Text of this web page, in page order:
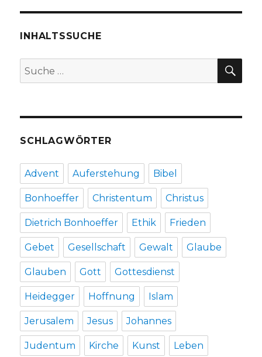
–
–
Werl
INHALTSSUCHE
Suche
nach:
SCHLAGWÖRTER
Advent Auferstehung Bibel
Bonhoeffer Christentum Christus
Dietrich Bonhoeffer Ethik Frieden
Gebet Gesellschaft Gewalt Glaube
Glauben Gott Gottesdienst
Heidegger Hoffnung Islam
Jerusalem Jesus Johannes
Judentum Kirche Kunst Leben